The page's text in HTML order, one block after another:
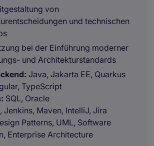
von
und technischen
bei der Einführung moderner
und Architekturstandards
Java, Jakarta EE, Quarkus
TypeScript
SQL, Oracle
Jenkins, Maven, IntelliJ, Jira
Patterns, UML, Software
Enterprise Architecture